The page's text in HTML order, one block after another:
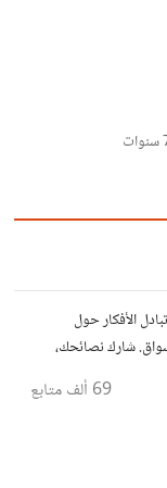
الأفكار حول
شارك نصائحك،
69 ألف متابع